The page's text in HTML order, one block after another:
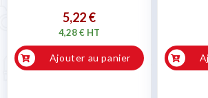
5,22 €
4,28 € HT
Ajouter au panier